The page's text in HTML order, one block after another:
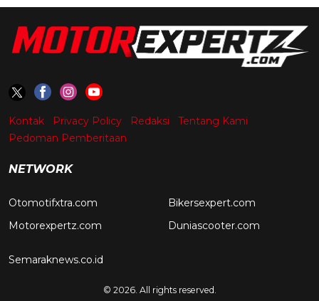
Kontak Privacy Policy Redaksi
Tentang Kami
Pedoman Pemberitaan
NETWORK
Otomotifxtra.com
Motorexpertz.com
Bikersexpert.com
Duniascooter.com
Semaraknews.co.id
© 2026. All rights reserved.